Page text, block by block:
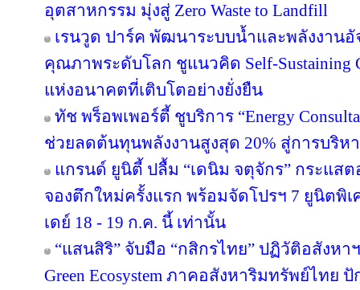
อุตสาหกรรม มุ่งสู่ Zero Waste to Landfill
เรนวูด ปาร์ค พัฒนาระบบน้ำและพลังงาน
คุณภาพระดับโลก ชูแนวคิด Self-Sustaining
แห่งอนาคตที่เติบโตอย่างยั่งยืน
ทัช พร็อพเพอร์ตี้ ชูบริการ “Energy
ช่วยลดต้นทุนพลังงานสูงสุด 20% สู่การบริห
แกรนด์ ยูนิตี้ ปลื้ม “เดนิม จตุจักร” กระแสต
จองตึกใหม่ครั้งแรก พร้อมจัดโปรฯ 7 ยูนิตพิเ
เดย์ 18 - 19 ก.ค. นี้ เท่านั้น
“แสนสิริ” จับมือ “กสิกรไทย” ปฏิวัติอสังหา
Green Ecosystem ภาคอสังหาริมทรัพย์ไทย